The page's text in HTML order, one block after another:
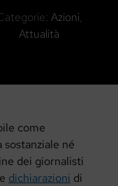
Azioni,
Attualità
come
né
dei giornalisti
dichiarazioni di